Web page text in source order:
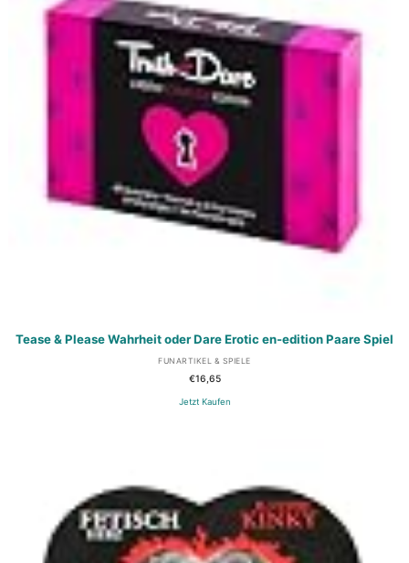
Tease & Please Wahrheit oder Dare Erotic en-edition Paare Spiel
FUNARTIKEL & SPIELE
€16,65
Jetzt Kaufen